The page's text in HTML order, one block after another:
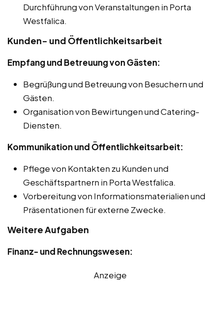
Durchführung von Veranstaltungen in Porta
Westfalica.
Kunden- und Öffentlichkeitsarbeit
Empfang und Betreuung von Gästen:
Begrüßung und Betreuung von Besuchern und
Gästen.
Organisation von Bewirtungen und Catering-
Diensten.
Kommunikation und Öffentlichkeitsarbeit:
Pflege von Kontakten zu Kunden und
Geschäftspartnern in Porta Westfalica.
Vorbereitung von Informationsmaterialien und
Präsentationen für externe Zwecke.
Weitere Aufgaben
Finanz- und Rechnungswesen:
Anzeige